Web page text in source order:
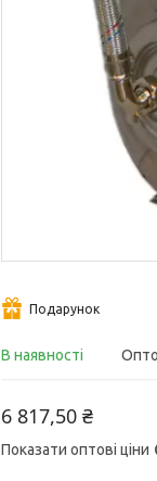
Подарунок
В наявності
6 817,50 ₴
Показати оптові ціни